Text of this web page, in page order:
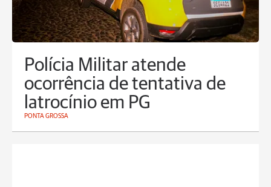
Polícia Militar atende
ocorrência de tentativa de
latrocínio em PG
PONTA GROSSA